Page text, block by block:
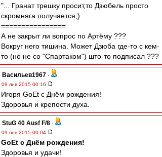
"... Гранат трешку просит,то Дзюбель просто
скромняга получается;)
================
А не закрыт ли вопрос по Артёму ???
Вокруг него тишина. Может Дзюба где-то с кем-
то (но не со "Спартаком") што-то подписал ???
Васильев1967 -
09 янв 2015 00:16
Игоря GoEt с Днём рождения!
Здоровья и крепости духа.
StuG 40 Ausf F/8 -
09 янв 2015 00:04
GoEt с Днём рождения!
Здоровья и удачи!